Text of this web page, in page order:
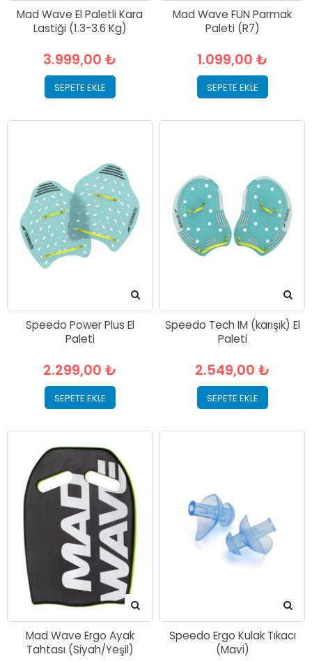
Mad Wave El Paletli Kara
Lastiği (1.3-3.6 Kg)
3.999,00 ₺
SEPETE EKLE
Mad Wave FUN Parmak
Paleti (R7)
1.099,00 ₺
SEPETE EKLE
Speedo Power Plus El
Paleti
2.299,00 ₺
SEPETE EKLE
Speedo Tech IM (karışık) El
Paleti
2.549,00 ₺
SEPETE EKLE
Mad Wave Ergo Ayak
Tahtası (Siyah/Yeşil)
Speedo Ergo Kulak Tıkacı
(Mavi)